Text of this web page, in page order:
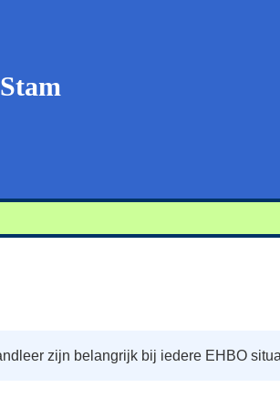
zijn belangrijk bij iedere EHBO